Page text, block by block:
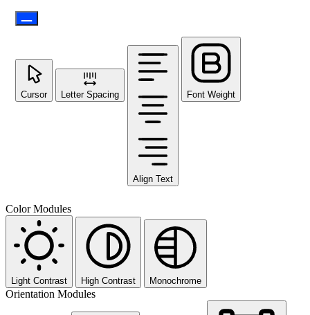
Cursor Letter Spacing
Align Text
Font Weight
Color Modules
Light Contrast High Contrast Monochrome
Orientation Modules